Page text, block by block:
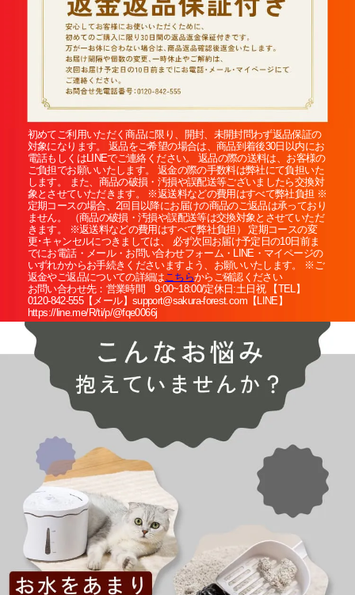
初めてご利用いただく商品に限り、開封、未開封問わず返品保証の
対象になります。 返品をご希望の場合は、商品到着後30日以内にお
電話もしくはLINEでご連絡ください。 返品の際の送料は、お客様の
ご負担でお願いいたします。 返金の際の手数料は弊社にて負担いた
します。 また、商品の破損・汚損や誤配送等ございましたら交換対
象とさせていただきます。 ※返送料などの費用はすべて弊社負担 ※
定期コースの場合、2回目以降にお届けの商品のご返品は承っており
ません。 （商品の破損・汚損や誤配送等は交換対象とさせていただ
きます。 ※返送料などの費用はすべて弊社負担） 定期コースの変
更･キャンセルにつきましては、 必ず次回お届け予定日の10日前ま
でにお電話・メール・お問い合わせフォーム・LINE・マイページの
いずれかからお手続きくださいますよう、お願いいたします。 ※ご
返金やご返品についての詳細は こちらからご確認ください
お問い合わせ先：営業時間 9:00~18:00/定休日:土日祝 【TEL】
0120-842-555【メール】support@sakura-forest.com【LINE】
https://line.me/R/ti/p/@fqe0066j